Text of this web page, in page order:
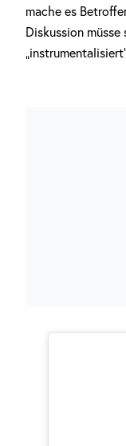
mache es
Diskussion